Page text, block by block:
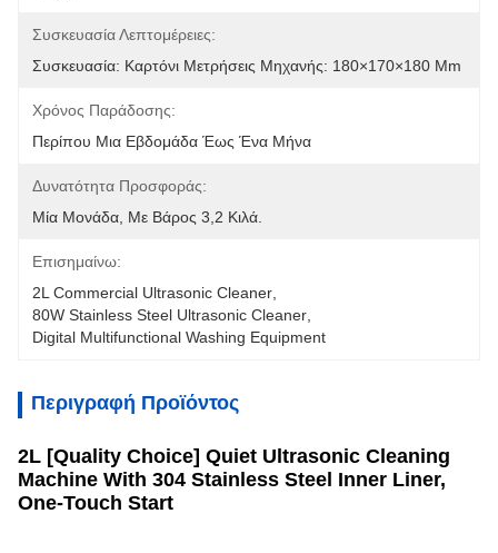
Συσκευασία Λεπτομέρειες:
Συσκευασία: Καρτόνι Μετρήσεις Μηχανής: 180×170×180 Mm
Χρόνος Παράδοσης:
Περίπου Μια Εβδομάδα Έως Ένα Μήνα
Δυνατότητα Προσφοράς:
Μία Μονάδα, Με Βάρος 3,2 Κιλά.
Επισημαίνω:
2L Commercial Ultrasonic Cleaner
80W Stainless Steel Ultrasonic Cleaner
Digital Multifunctional Washing Equipment
Περιγραφή Προϊόντος
2L [Quality Choice] Quiet Ultrasonic Cleaning
Machine With 304 Stainless Steel Inner Liner,
One-Touch Start